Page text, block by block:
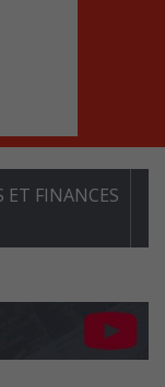
ET FINANCES